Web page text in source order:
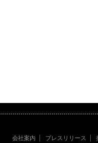
会社案内 プレスリリース